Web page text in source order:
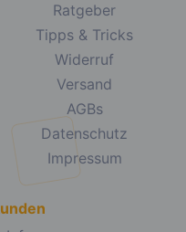
Ratgeber
Tipps & Tricks
Widerruf
Versand
AGBs
Datenschutz
Impressum